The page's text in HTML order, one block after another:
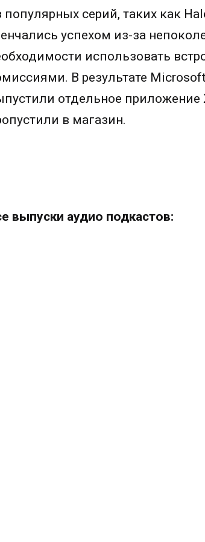
популярных серий, таких как
успехом из-за
использовать
В результате
отдельное приложение
в магазин.
выпуски аудио подкастов: